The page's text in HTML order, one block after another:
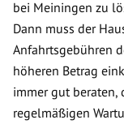
bei Meiningen zu
Dann muss der
Anfahrtsgebühren
höheren Betrag
immer gut beraten,
regelmäßigen